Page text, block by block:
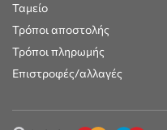
Ταμείο
Τρόποι αποστολής
Τρόποι πληρωμής
Επιστροφές/αλλαγές